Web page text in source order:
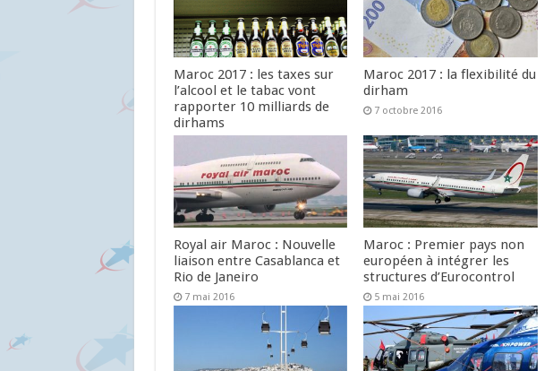
Maroc 2017 : les taxes sur
l’alcool et le tabac vont
rapporter 10 milliards de
dirhams
Maroc 2017 : la flexibilité du
dirham
7 octobre 2016
Royal air Maroc : Nouvelle
liaison entre Casablanca et
Rio de Janeiro
7 mai 2016
Maroc : Premier pays non
européen à intégrer les
structures d’Eurocontrol
5 mai 2016